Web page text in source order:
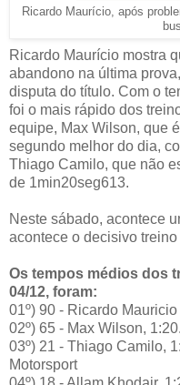
Ricardo Maurício, após
Ricardo Maurício mostra
abandono na última
disputa do título. Com o
foi o mais rápido dos
equipe, Max Wilson, que
segundo melhor do dia,
Thiago Camilo, que não
de 1min20seg613.
Neste sábado, acontece
acontece o decisivo
Os tempos médios dos
04/12, foram:
01º) 90 - Ricardo
02º) 65 - Max Wilson,
03º) 21 - Thiago Camilo,
Motorsport